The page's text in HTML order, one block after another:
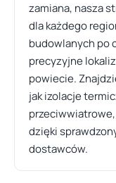
zamiana, nasza
dla każdego
budowlanych po
precyzyjne
powiecie.
jak izolacje
dzięki
dostawców.